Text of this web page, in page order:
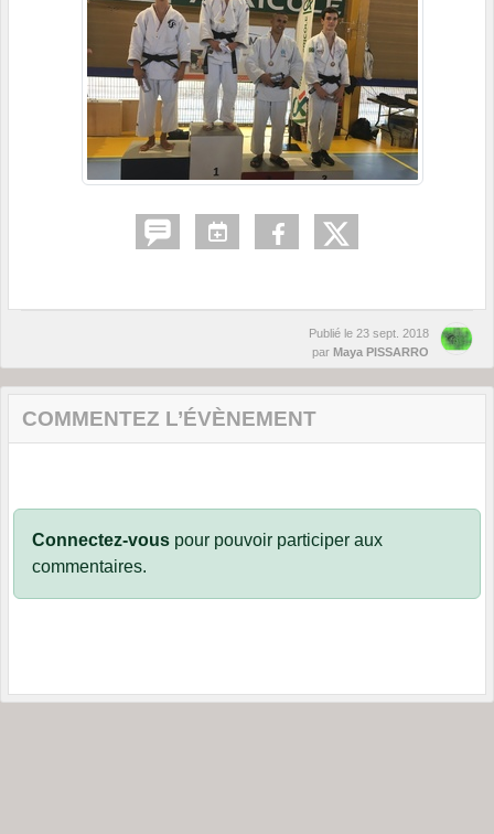
Publié le 23 sept. 2018
par Maya PISSARRO
COMMENTEZ L’ÉVÈNEMENT
Connectez-vous pour pouvoir participer aux
commentaires.